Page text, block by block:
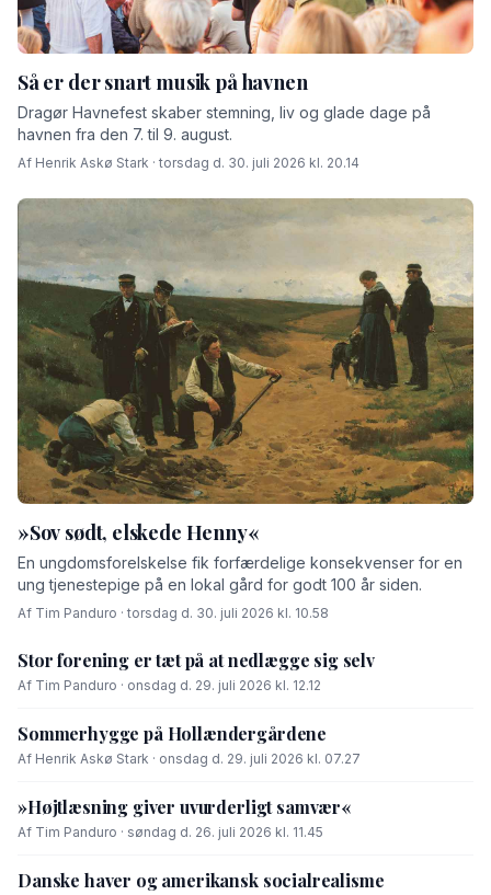
Så er der snart musik på havnen
Dragør Havnefest skaber stemning, liv og glade dage på
havnen fra den 7. til 9. august.
Af Henrik Askø Stark · torsdag d. 30. juli 2026 kl. 20.14
»Sov sødt, elskede Henny«
En ungdomsforelskelse fik forfærdelige konsekvenser for en
ung tjenestepige på en lokal gård for godt 100 år siden.
Af Tim Panduro · torsdag d. 30. juli 2026 kl. 10.58
Stor forening er tæt på at nedlægge sig selv
Af Tim Panduro · onsdag d. 29. juli 2026 kl. 12.12
Sommerhygge på Hollændergårdene
Af Henrik Askø Stark · onsdag d. 29. juli 2026 kl. 07.27
»Højtlæsning giver uvurderligt samvær«
Af Tim Panduro · søndag d. 26. juli 2026 kl. 11.45
Danske haver og amerikansk socialrealisme